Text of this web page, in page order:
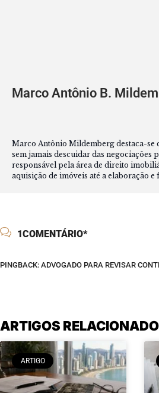
Marco Antônio B.
Marco Antônio Mildemberg destaca-se
sem jamais descuidar das negociações
responsável pela área de direito
aquisição de imóveis até a elaboração
1COMENTÁRIO*
PINGBACK:ADVOGADO PARA REVISAR
ARTIGOS
ARTIGO